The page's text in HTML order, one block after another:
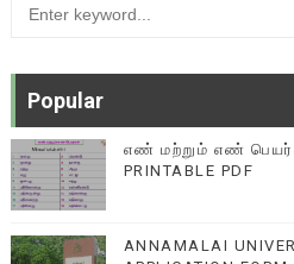
Popular
எண் மற்றும் எண்
PRINTABLE PDF
ANNAMALAI